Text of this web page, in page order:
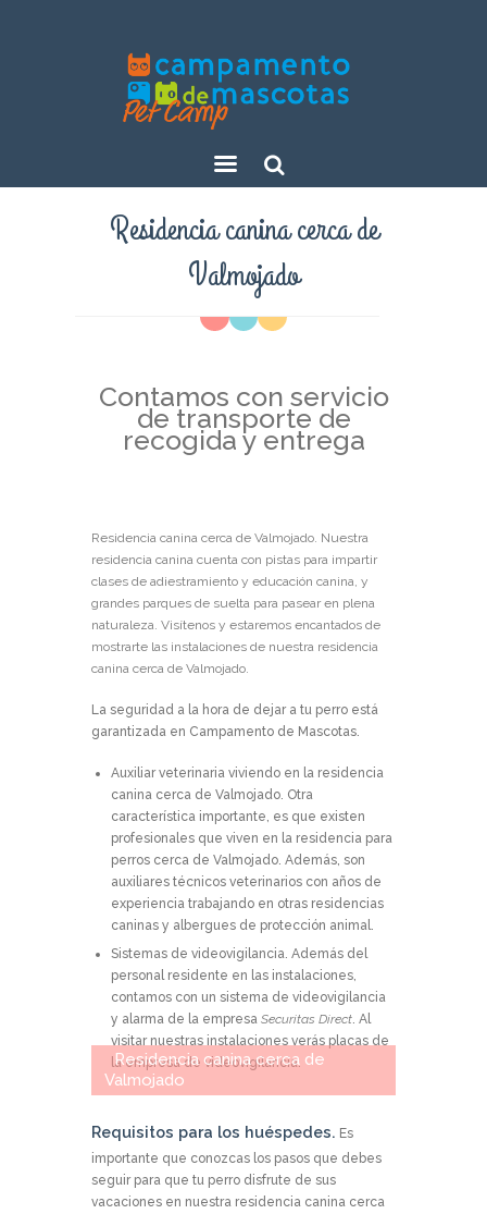
ch
Residencia canina cerca de
Valmojado
Contamos con servicio
de transporte de
recogida y entrega
Residencia canina cerca de Valmojado. Nuestra
residencia canina cuenta con pistas para impartir
clases de adiestramiento y educación canina, y
grandes parques de suelta para pasear en plena
naturaleza. Visítenos y estaremos encantados de
mostrarte las instalaciones de nuestra residencia
canina cerca de Valmojado.
La seguridad a la hora de dejar a tu perro está
garantizada en Campamento de Mascotas.
Auxiliar veterinaria viviendo en la residencia
canina cerca de Valmojado. Otra
característica importante, es que existen
profesionales que viven en la residencia para
perros cerca de Valmojado. Además, son
auxiliares técnicos veterinarios con años de
experiencia trabajando en otras residencias
caninas y albergues de protección animal.
Sistemas de videovigilancia. Además del
personal residente en las instalaciones,
contamos con un sistema de videovigilancia
y alarma de la empresa Securitas Direct. Al
visitar nuestras instalaciones verás placas de
la empresa de videovigilancia.
Residencia canina cerca de
Valmojado
Requisitos para los huéspedes. Es
importante que conozcas los pasos que debes
seguir para que tu perro disfrute de sus
vacaciones en nuestra residencia canina cerca